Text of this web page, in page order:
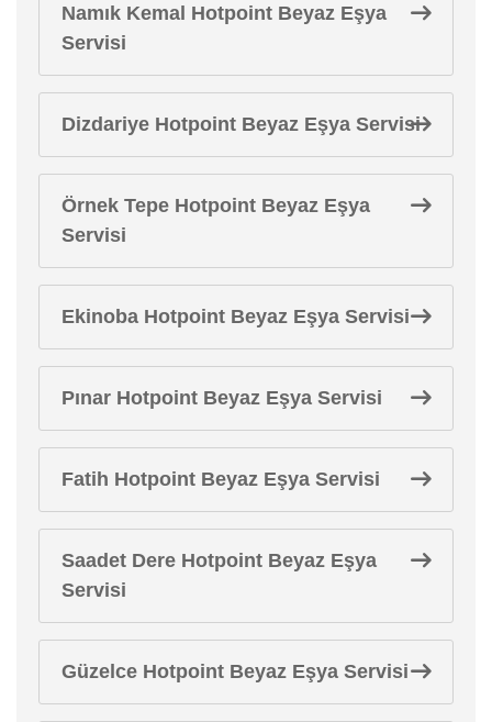
Namık Kemal Hotpoint Beyaz Eşya
Servisi
Dizdariye Hotpoint Beyaz Eşya Servisi
Örnek Tepe Hotpoint Beyaz Eşya
Servisi
Ekinoba Hotpoint Beyaz Eşya Servisi
Pınar Hotpoint Beyaz Eşya Servisi
Fatih Hotpoint Beyaz Eşya Servisi
Saadet Dere Hotpoint Beyaz Eşya
Servisi
Güzelce Hotpoint Beyaz Eşya Servisi